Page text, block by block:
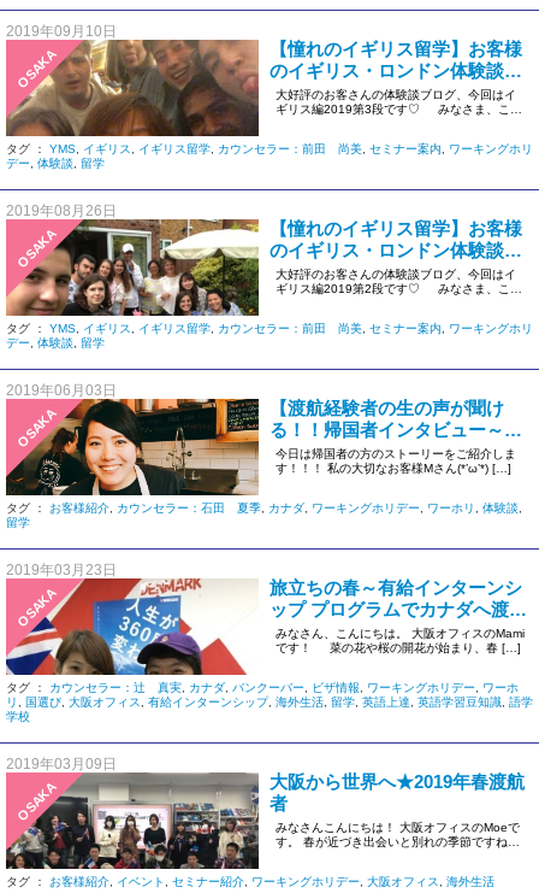
2019年09月10日
OSAKA
【憧れのイギリス留学】お客様
のイギリス・ロンドン体験談ブ
ログ2019③
大好評のお客さんの体験談ブログ、今回はイ
ギリス編2019第3段です♡ みなさま、こ
タグ ： YMS, イギリス, イギリス留学, カウンセラー：前田 尚美, セミナー案内, ワーキングホリ
デー, 体験談, 留学
2019年08月26日
OSAKA
【憧れのイギリス留学】お客様
のイギリス・ロンドン体験談ブ
ログ2019②
大好評のお客さんの体験談ブログ、今回はイ
ギリス編2019第2段です♡ みなさま、こ
タグ ： YMS, イギリス, イギリス留学, カウンセラー：前田 尚美, セミナー案内, ワーキングホリ
デー, 体験談, 留学
2019年06月03日
OSAKA
【渡航経験者の生の声が聞け
る！！帰国者インタビュー～２
か国渡航者！～】
今日は帰国者の方のストーリーをご紹介しま
す！！！ 私の大切なお客様Mさん(*’ω’*) […]
タグ ： お客様紹介, カウンセラー：石田 夏季, カナダ, ワーキングホリデー, ワーホリ , 体験談,
留学
2019年03月23日
OSAKA
旅立ちの春～有給インターンシ
ップ プログラムでカナダへ渡航
～
みなさん、こんにちは。 大阪オフィスのMami
です！ 菜の花や桜の開花が始まり、春 […]
タグ ： カウンセラー：辻 真実, カナダ, バンクーバー, ビザ情報, ワーキングホリデー, ワーホ
リ , 国選び, 大阪オフィス, 有給インターンシップ, 海外生活, 留学, 英語上達, 英語学習豆知識, 語学
学校
2019年03月09日
OSAKA
大阪から世界へ★2019年春渡航
者
みなさんこんにちは！ 大阪オフィスのMoeで
す。 春が近づき出会いと別れの季節ですね～
タグ ： お客様紹介, イベント , セミナー紹介, ワーキングホリデー, 大阪オフィス, 海外生活